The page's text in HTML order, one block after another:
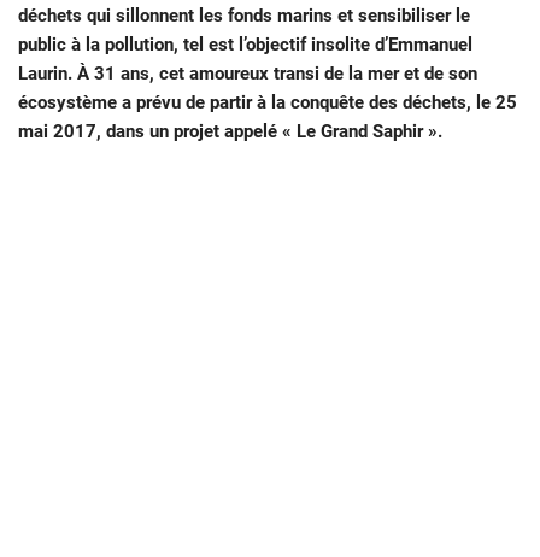
déchets qui sillonnent les fonds marins et sensibiliser le
public à la pollution, tel est l’objectif insolite d’Emmanuel
Laurin. À 31 ans, cet amoureux transi de la mer et de son
écosystème a prévu de partir à la conquête des déchets, le 25
mai 2017, dans un projet appelé « Le Grand Saphir ».